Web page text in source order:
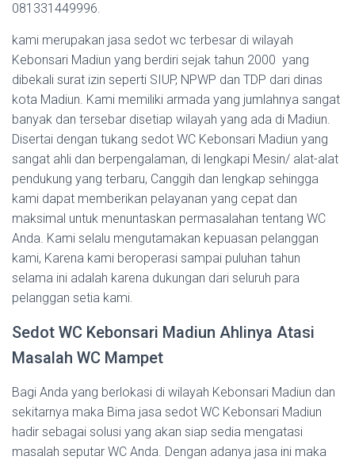
081331449996.
kami merupakan jasa sedot wc terbesar di wilayah
Kebonsari Madiun yang berdiri sejak tahun 2000 yang
dibekali surat izin seperti SIUP, NPWP dan TDP dari dinas
kota Madiun. Kami memiliki armada yang jumlahnya sangat
banyak dan tersebar disetiap wilayah yang ada di Madiun.
Disertai dengan tukang sedot WC Kebonsari Madiun yang
sangat ahli dan berpengalaman, di lengkapi Mesin/ alat-alat
pendukung yang terbaru, Canggih dan lengkap sehingga
kami dapat memberikan pelayanan yang cepat dan
maksimal untuk menuntaskan permasalahan tentang WC
Anda. Kami selalu mengutamakan kepuasan pelanggan
kami, Karena kami beroperasi sampai puluhan tahun
selama ini adalah karena dukungan dari seluruh para
pelanggan setia kami.
Sedot WC Kebonsari Madiun Ahlinya Atasi
Masalah WC Mampet
Bagi Anda yang berlokasi di wilayah Kebonsari Madiun dan
sekitarnya maka Bima jasa sedot WC Kebonsari Madiun
hadir sebagai solusi yang akan siap sedia mengatasi
masalah seputar WC Anda. Dengan adanya jasa ini maka